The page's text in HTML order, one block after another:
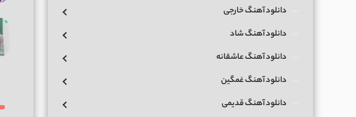
دانلود آهنگ خارجی
دانلود آهنگ شاد
دانلود آهنگ عاشقانه
دانلود آهنگ غمگین
دانلود آهنگ قدیمی